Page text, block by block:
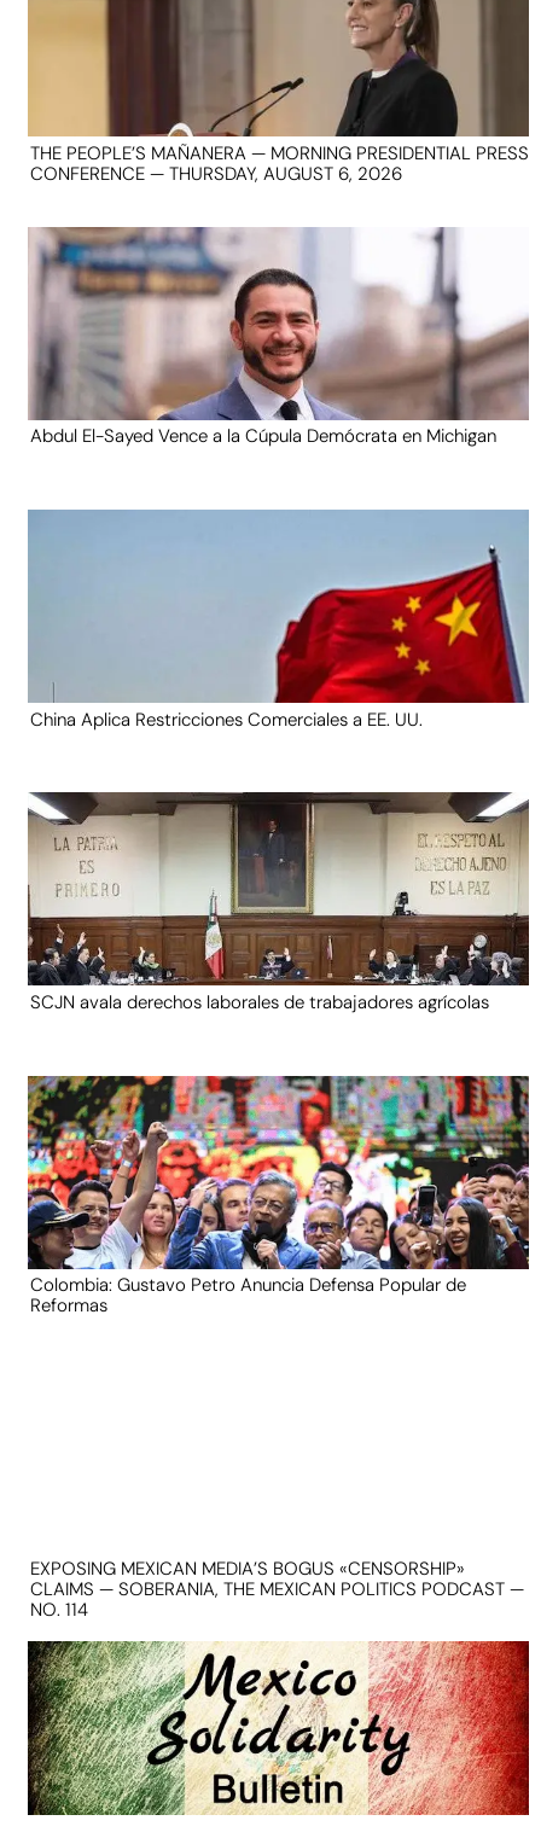
THE PEOPLE’S MAÑANERA — MORNING PRESIDENTIAL PRESS
CONFERENCE — THURSDAY, AUGUST 6, 2026
Abdul El-Sayed Vence a la Cúpula Demócrata en Michigan
China Aplica Restricciones Comerciales a EE. UU.
SCJN avala derechos laborales de trabajadores agrícolas
Colombia: Gustavo Petro Anuncia Defensa Popular de
Reformas
EXPOSING MEXICAN MEDIA’S BOGUS «CENSORSHIP»
CLAIMS — SOBERANIA, THE MEXICAN POLITICS PODCAST —
NO. 114